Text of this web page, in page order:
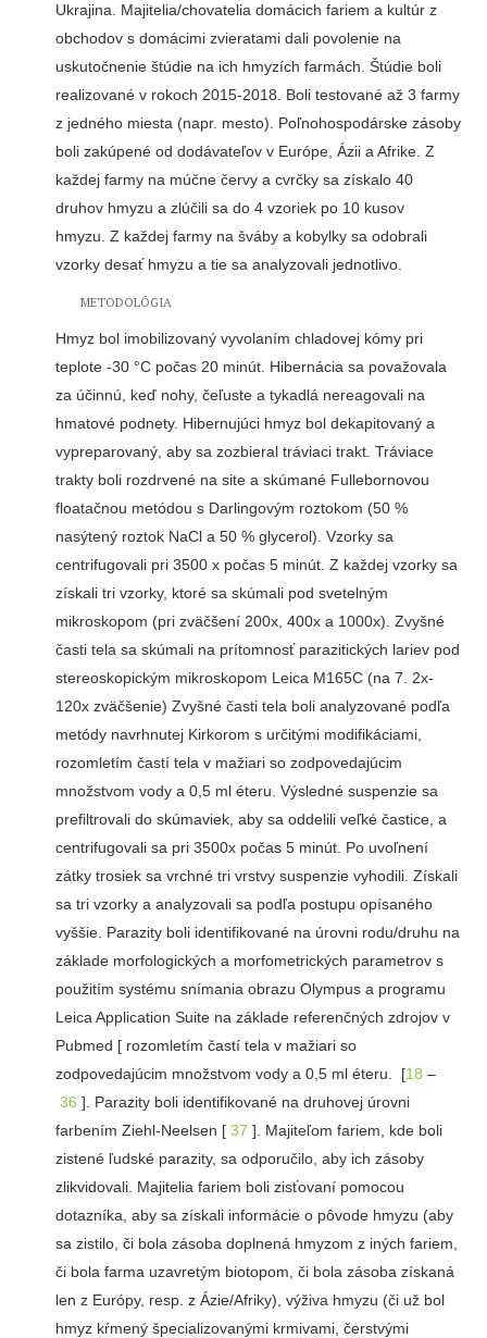
Ukrajina. Majitelia/chovatelia domácich fariem a kultúr z
obchodov s domácimi zvieratami dali povolenie na
uskutočnenie štúdie na ich hmyzích farmách. Štúdie boli
realizované v rokoch 2015-2018. Boli testované až 3 farmy
z jedného miesta (napr. mesto). Poľnohospodárske zásoby
boli zakúpené od dodávateľov v Európe, Ázii a Afrike. Z
každej farmy na múčne červy a cvrčky sa získalo 40
druhov hmyzu a zlúčili sa do 4 vzoriek po 10 kusov
hmyzu. Z každej farmy na šváby a kobylky sa odobrali
vzorky desať hmyzu a tie sa analyzovali jednotlivo.
METODOLÓGIA
Hmyz bol imobilizovaný vyvolaním chladovej kómy pri
teplote -30 °C počas 20 minút. Hibernácia sa považovala
za účinnú, keď nohy, čeľuste a tykadlá nereagovali na
hmatové podnety. Hibernujúci hmyz bol dekapitovaný a
vypreparovaný, aby sa zozbieral tráviaci trakt. Tráviace
trakty boli rozdrvené na site a skúmané Fullebornovou
floatačnou metódou s Darlingovým roztokom (50 %
nasýtený roztok NaCl a 50 % glycerol). Vzorky sa
centrifugovali pri 3500 x počas 5 minút. Z každej vzorky sa
získali tri vzorky, ktoré sa skúmali pod svetelným
mikroskopom (pri zväčšení 200x, 400x a 1000x). Zvyšné
časti tela sa skúmali na prítomnosť parazitických lariev pod
stereoskopickým mikroskopom Leica M165C (na 7. 2x-
120x zväčšenie) Zvyšné časti tela boli analyzované podľa
metódy navrhnutej Kirkorom s určitými modifikáciami,
rozomletím častí tela v mažiari so zodpovedajúcim
množstvom vody a 0,5 ml éteru. Výsledné suspenzie sa
prefiltrovali do skúmaviek, aby sa oddelili veľké častice, a
centrifugovali sa pri 3500x počas 5 minút. Po uvoľnení
zátky trosiek sa vrchné tri vrstvy suspenzie vyhodili. Získali
sa tri vzorky a analyzovali sa podľa postupu opísaného
vyššie. Parazity boli identifikované na úrovni rodu/druhu na
základe morfologických a morfometrických parametrov s
použitím systému snímania obrazu Olympus a programu
Leica Application Suite na základe referenčných zdrojov v
Pubmed [ rozomletím častí tela v mažiari so
zodpovedajúcim množstvom vody a 0,5 ml éteru. [18 –
36 ]. Parazity boli identifikované na druhovej úrovni
farbením Ziehl-Neelsen [ 37 ]. Majiteľom fariem, kde boli
zistené ľudské parazity, sa odporučilo, aby ich zásoby
zlikvidovali. Majitelia fariem boli zisťovaní pomocou
dotazníka, aby sa získali informácie o pôvode hmyzu (aby
sa zistilo, či bola zásoba doplnená hmyzom z iných fariem,
či bola farma uzavretým biotopom, či bola zásoba získaná
len z Európy, resp. z Ázie/Afriky), výživa hmyzu (či už bol
hmyz kŕmený špecializovanými krmivami, čerstvými